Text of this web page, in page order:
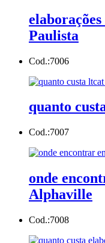
Paulista
Cod.:7006
quanto
Cod.:7007
onde
Alphaville
Cod.:7008